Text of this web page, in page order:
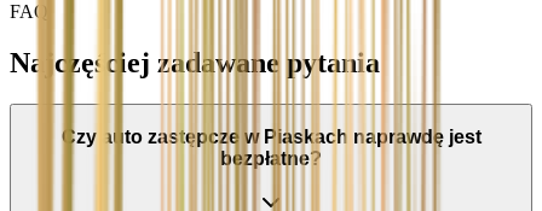
FAQ
Najczęściej zadawane pytania
Czy auto zastępcze w Piaskach naprawdę jest
bezpłatne?